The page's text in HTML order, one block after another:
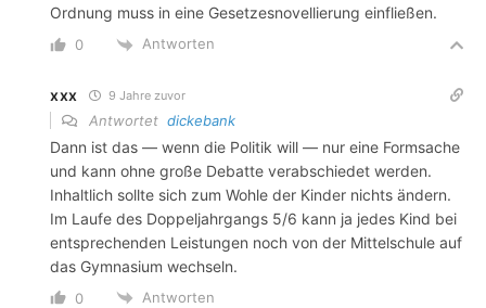
Ordnung muss in eine Gesetzesnovellierung einfließen.
0 Antworten
xxx 9 Jahre zuvor
Antwortet dickebank
Dann ist das — wenn die Politik will — nur eine Formsache
und kann ohne große Debatte verabschiedet werden.
Inhaltlich sollte sich zum Wohle der Kinder nichts ändern.
Im Laufe des Doppeljahrgangs 5/6 kann ja jedes Kind bei
entsprechenden Leistungen noch von der Mittelschule auf
das Gymnasium wechseln.
0 Antworten